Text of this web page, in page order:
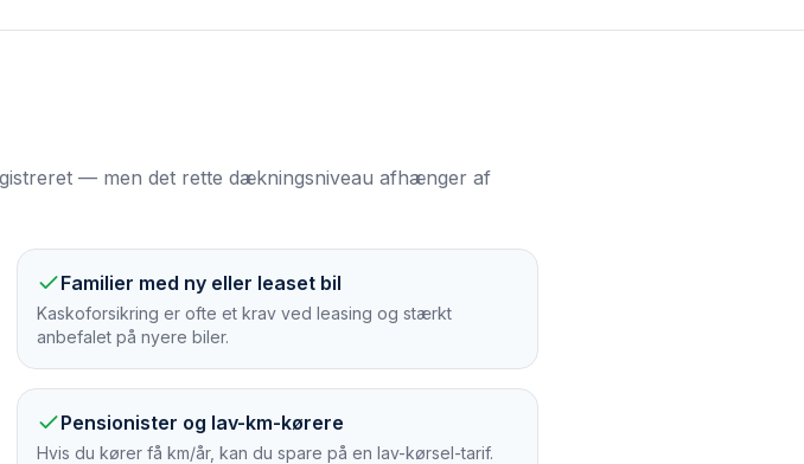
— men det rette dækningsniveau afhænger af
Familier med ny eller leaset bil
Kaskoforsikring er ofte et krav ved leasing og stærkt
anbefalet på nyere biler.
Pensionister og lav-km-kørere
Hvis du kører få km/år, kan du spare på en lav-kørsel-tarif.